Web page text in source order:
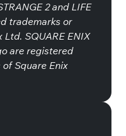
2 and LIFE
trademarks or
SQUARE ENIX
are registered
Square Enix